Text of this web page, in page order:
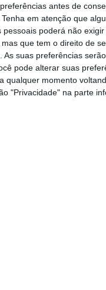
antes de
Tenha em atenção que
pessoais poderá não exigir
que tem o direito de
As suas preferências
pode alterar suas
qualquer momento
"Privacidade" na parte
as estreias de
dezembro
que num piscar de
mês de Natal. Esta